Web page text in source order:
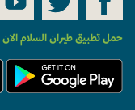
حمل تطبيق طيران السلام الان